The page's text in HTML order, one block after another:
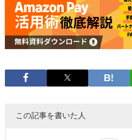
この記事を書いた人